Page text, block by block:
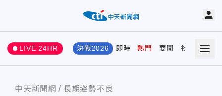
LIVE 24HR 決戰2026 即時 熱門 要聞 社會 娛樂
中天新聞網 長期姿勢不良